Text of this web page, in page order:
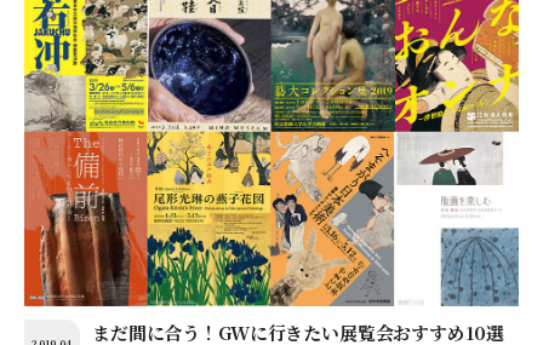
まだ間に合う！GWに行きたい展覧会おすすめ10選